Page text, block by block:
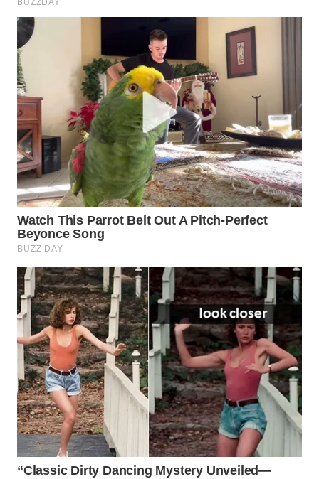
WAHANA
WAHANA
PERSONA
WAHANA
OTOMOTIF
WAHANA
HEALTH
WAHANA
DESA
WISATA
LAPAK
WAHANA
Wahana
Network
KONSUMEN
LISTRIK